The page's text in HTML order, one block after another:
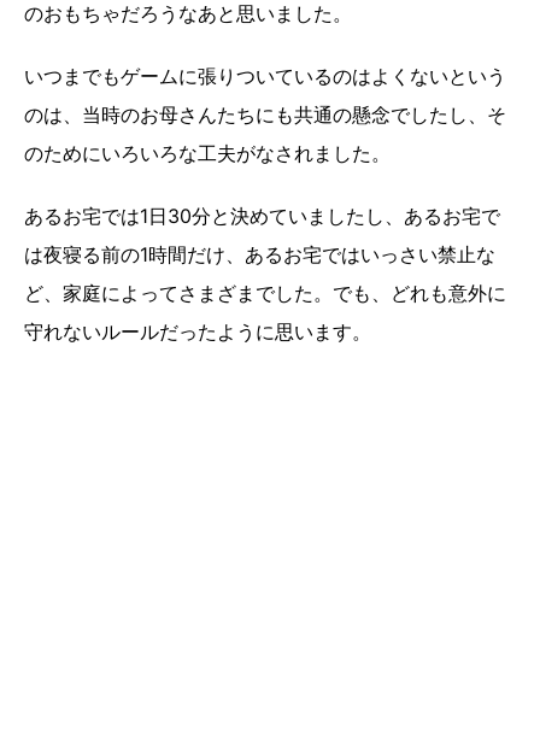
のおもちゃだろうなあと思いました。
いつまでもゲームに張りついているのはよくないという
のは、当時のお母さんたちにも共通の懸念でしたし、そ
のためにいろいろな工夫がなされました。
あるお宅では1日30分と決めていましたし、あるお宅で
は夜寝る前の1時間だけ、あるお宅ではいっさい禁止な
ど、家庭によってさまざまでした。でも、どれも意外に
守れないルールだったように思います。